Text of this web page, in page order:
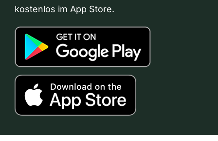
kostenlos im App Store.